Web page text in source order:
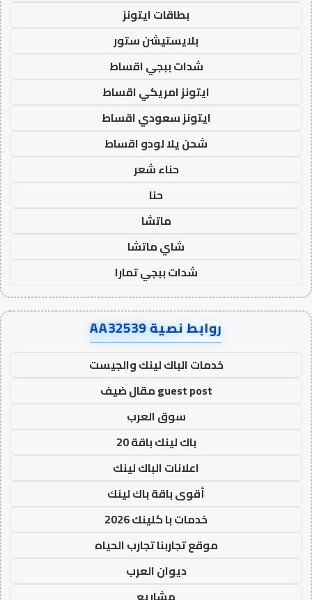
بطاقات ايتونز
بلايستيشن ستور
شدات ببجي اقساط
ايتونز امريكي اقساط
ايتونز سعودي اقساط
شحن يلا لودو اقساط
حناء شعر
حنا
ماتشا
شاي ماتشا
شدات ببجي تمارا
روابط نصية AA32539
خدمات الباك لينك والجيست
guest post مقال ضيف
سوق العرب
باك لينك باقة 20
اعلانات الباك لينك
أقوى باقة باك لينك
خدمات با كلينك 2026
موقع تجاربنا تجارب الحياه
ديوان العرب